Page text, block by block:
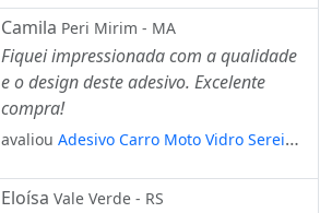
Mod:3808
Camila Peri Mirim - MA
Fiquei impressionada com a qualidade
e o design deste adesivo. Excelente
compra!
avaliou Adesivo Carro Moto Vidro Sereia
Eloísa Vale Verde - RS